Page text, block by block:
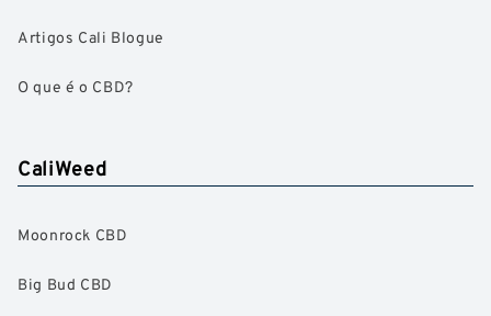
Artigos Cali Blogue
O que é o CBD?
CaliWeed
Moonrock CBD
Big Bud CBD